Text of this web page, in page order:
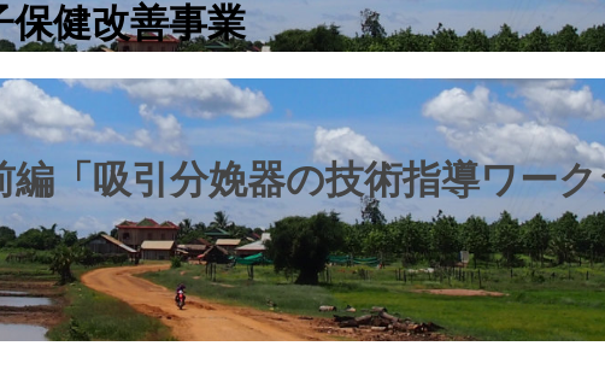
健改善事業
「吸引分娩器の技術指導ワー